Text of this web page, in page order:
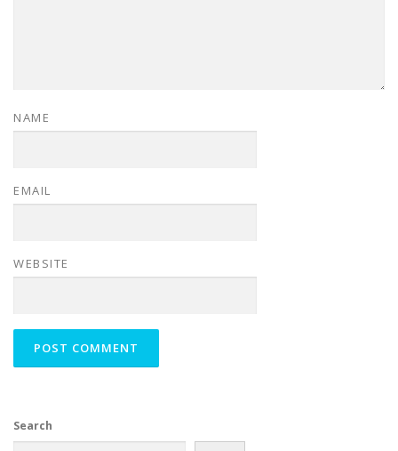
NAME
EMAIL
WEBSITE
Search